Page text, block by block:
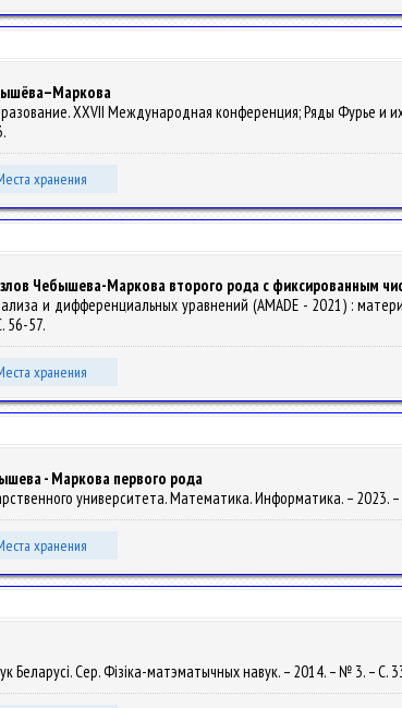
XXVII Международная конференция; Ряды Фурье
хранения
Чебышева-Маркова второго рода с фиксированным
и дифференциальных уравнений (AMADE - 2021) :
56-57.
хранения
- Маркова первого рода
университета. Математика. Информатика. – 2023.
хранения
Беларусі. Сер. Фізіка-матэматычных навук. – 2014. – № 3. – С.